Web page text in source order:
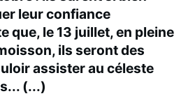
leur confiance
que, le 13 juillet, en pleine
ils seront des
assister au céleste
(...)